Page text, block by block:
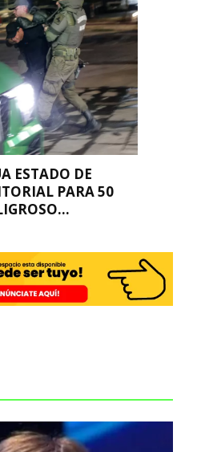
ESTADO DE
PARA 50